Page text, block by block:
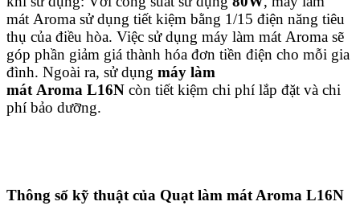
mát Aroma sử dụng tiết kiệm bằng 1/15 điện năng tiêu
thụ của điều hòa. Việc sử dụng máy làm mát Aroma sẽ
góp phần giảm giá thành hóa đơn tiền điện cho mỗi gia
đình. Ngoài ra, sử dụng máy làm
mát Aroma L16N còn tiết kiệm chi phí lắp đặt và chi
phí bảo dưỡng.
Thông số kỹ thuật của Quạt làm mát Aroma L16N